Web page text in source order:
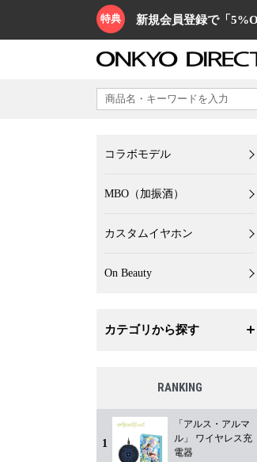
特典 新規会員登録で「
コラボモデル
MBO（加振酒）
カスタムイヤホン
On Beauty
カテゴリから探す
RANKING
1
「アルス・アルマ
ル」 ワイヤレス充
電器